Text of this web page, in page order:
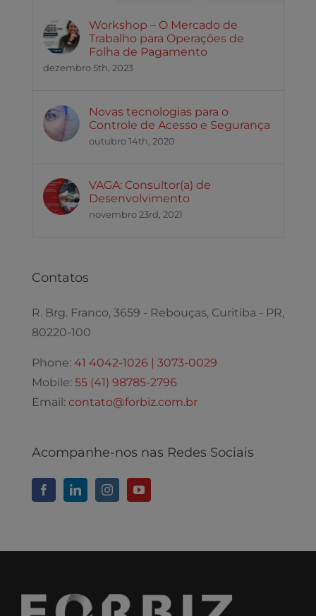
Workshop – O Mercado de
Trabalho para Operações de
Folha de Pagamento
dezembro 5th, 2023
Novas tecnologias para o
Controle de Acesso e Segurança
outubro 14th, 2020
VAGA: Consultor(a) de
Desenvolvimento
novembro 23rd, 2021
Contatos
R. Brg. Franco, 3659 - Rebouças, Curitiba - PR,
80220-100
Phone: 41 4042-1026 | 3073-0029
Mobile: 55 (41) 98785-2796
Email: contato@forbiz.com.br
Acompanhe-nos nas Redes Sociais